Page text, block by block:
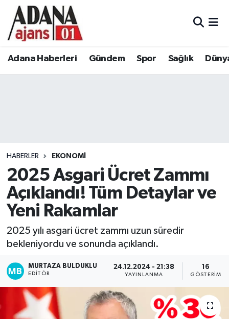
Adana Haberleri Gündem Spor Sağlık
HABERLER EKONOMI
2025 Asgari Ücret Zammı
Açıklandı! Tüm Detaylar ve
Yeni Rakamlar
2025 yılı asgari ücret zammı uzun süredir
bekleniyordu ve sonunda açıklandı.
MURTAZA BULDUKLU
EDITÖR
24.12.2024 - 21:38
YAYINLANMA
16
GÖSTERIM
Adana Haberleri
Eğitim
Siyaset
Kadın
Magazin
Yaşam
Adana Nöbetçi Eczaneler
Tüm Manşetler
Son Dakika Haberleri